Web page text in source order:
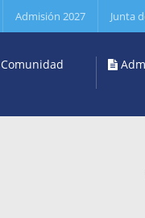
Admisión 2027 Junta
Comunidad